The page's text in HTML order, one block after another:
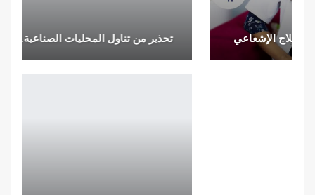
تحذير من تناول المحليات الصناعية.. ترفع شعور القلق